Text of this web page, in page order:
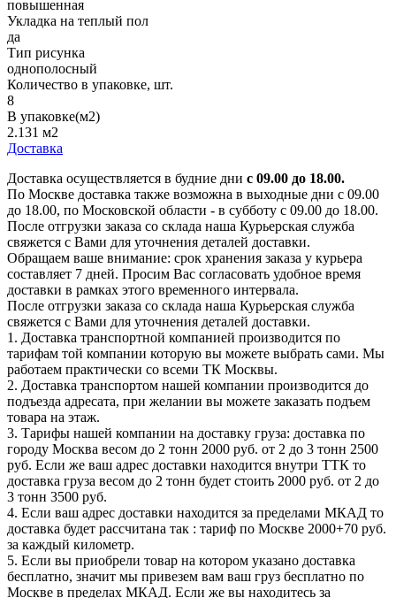
повышенная
Укладка на теплый пол
да
Тип рисунка
однополосный
Количество в упаковке, шт.
8
В упаковке(м2)
2.131 м2
Доставка
Доставка осуществляется в будние дни с 09.00 до 18.00.
По Москве доставка также возможна в выходные дни с 09.00
до 18.00, по Московской области - в субботу с 09.00 до 18.00.
После отгрузки заказа со склада наша Курьерская служба
свяжется с Вами для уточнения деталей доставки.
Обращаем ваше внимание: срок хранения заказа у курьера
составляет 7 дней. Просим Вас согласовать удобное время
доставки в рамках этого временного интервала.
После отгрузки заказа со склада наша Курьерская служба
свяжется с Вами для уточнения деталей доставки.
1. Доставка транспортной компанией производится по
тарифам той компании которую вы можете выбрать сами. Мы
работаем практически со всеми ТК Москвы.
2. Доставка транспортом нашей компании производится до
подъезда адресата, при желании вы можете заказать подъем
товара на этаж.
3. Тарифы нашей компании на доставку груза: доставка по
городу Москва весом до 2 тонн 2000 руб. от 2 до 3 тонн 2500
руб. Если же ваш адрес доставки находится внутри ТТК то
доставка груза весом до 2 тонн будет стоить 2000 руб. от 2 до
3 тонн 3500 руб.
4. Если ваш адрес доставки находится за пределами МКАД то
доставка будет рассчитана так : тариф по Москве 2000+70 руб.
за каждый километр.
5. Если вы приобрели товар на котором указано доставка
бесплатно, значит мы привезем вам ваш груз бесплатно по
Москве в пределах МКАД. Если же вы находитесь за